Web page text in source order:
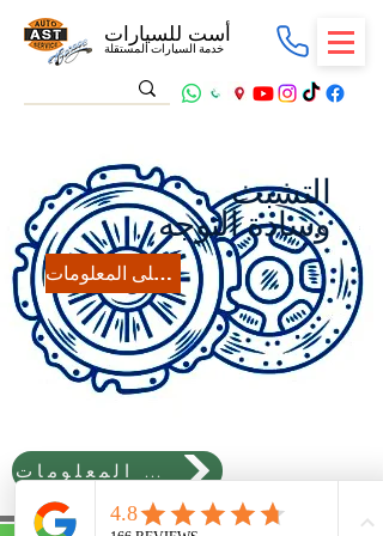
أست للسيارات
خدمة السيارات المستقلة
التشبث
وسادة التوجه
احصل على المعلومات
احصل على المعلومات